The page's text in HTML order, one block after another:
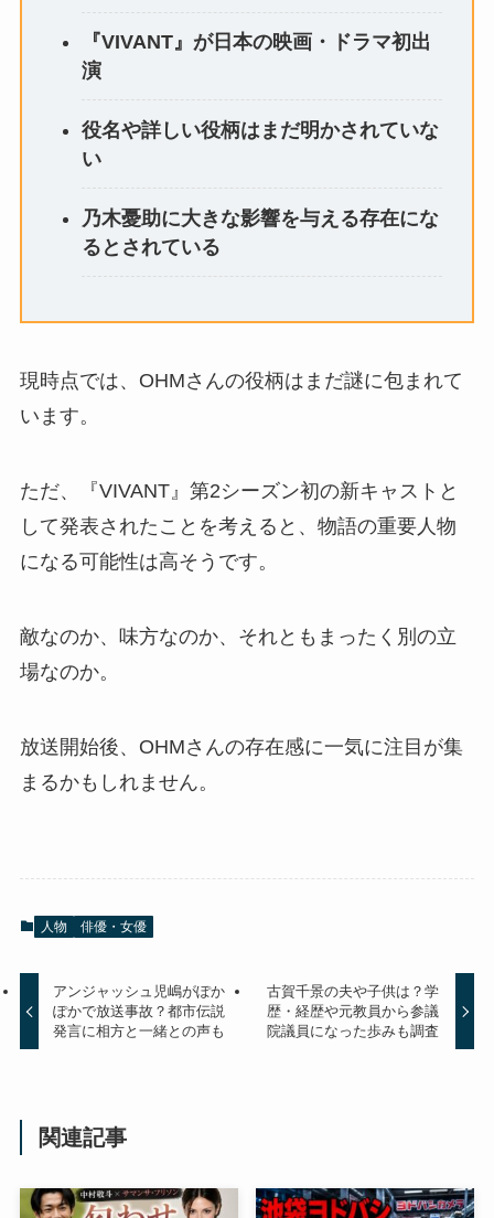
『VIVANT』が日本の映画・ドラマ初出
演
役名や詳しい役柄はまだ明かされていな
い
乃木憂助に大きな影響を与える存在にな
るとされている
現時点では、OHMさんの役柄はまだ謎に包まれて
います。
ただ、『VIVANT』第2シーズン初の新キャストと
して発表されたことを考えると、物語の重要人物
になる可能性は高そうです。
敵なのか、味方なのか、それともまったく別の立
場なのか。
放送開始後、OHMさんの存在感に一気に注目が集
まるかもしれません。
人物 俳優・女優
アンジャッシュ児嶋がぽか
ぽかで放送事故？都市伝説
発言に相方と一緒との声も
古賀千景の夫や子供は？学
歴・経歴や元教員から参議
院議員になった歩みも調査
関連記事